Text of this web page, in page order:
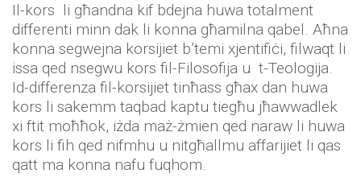
Il-kors li għandna kif bdejna huwa totalment
differenti minn dak li konna għamilna qabel. Aħna
konna segwejna korsijiet b’temi xjentifiċi, filwaqt li
issa qed nsegwu kors fil-Filosofija u t-Teologija.
Id-differenza fil-korsijiet tinħass għax dan huwa
kors li sakemm taqbad kaptu tiegħu jħawwadlek
xi ftit moħħok, iżda maż-żmien qed naraw li huwa
kors li fih qed nifmhu u nitgħallmu affarijiet li qas
qatt ma konna nafu fuqhom.